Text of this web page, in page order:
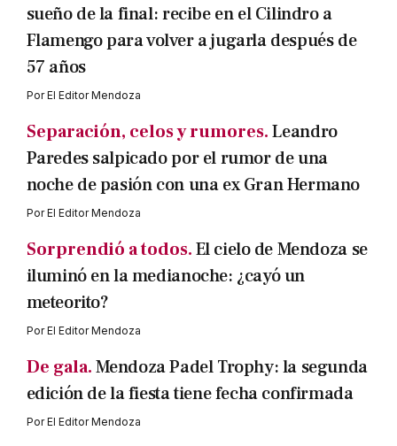
sueño de la final: recibe en el Cilindro a
Flamengo para volver a jugarla después de
57 años
PorEl Editor Mendoza
Separación, celos y rumores.Leandro
Paredes salpicado por el rumor de una
noche de pasión con una ex Gran Hermano
PorEl Editor Mendoza
Sorprendió a todos.El cielo de Mendoza se
iluminó en la medianoche: ¿cayó un
meteorito?
PorEl Editor Mendoza
De gala.Mendoza Padel Trophy: la segunda
edición de la fiesta tiene fecha confirmada
PorEl Editor Mendoza